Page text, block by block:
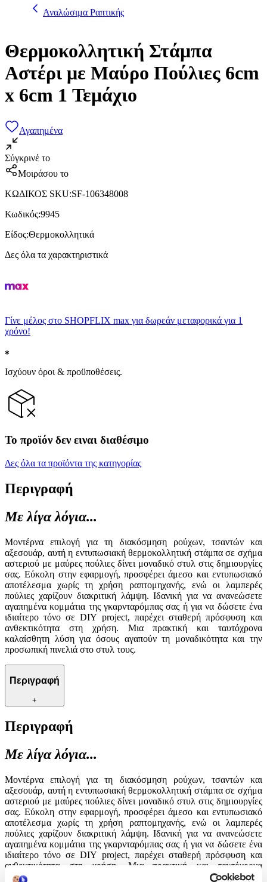
Αναλώσιμα Ραπτικής
Θερμοκολλητική Στάμπα
Αστέρι με Μαύρο Πούλιες 6cm
x 6cm 1 Τεμάχιο
Αγαπημένα
Σύγκρινέ το
Μοιράσου το
ΚΩΔΙΚΟΣ SKU:SF-106348008
Κωδικός:9945
Είδος:Θερμοκολλητικά
Δες όλα τα χαρακτηριστικά
Γίνε μέλος στο SHOPFLIX max για δωρεάν μεταφορικά για 1
χρόνο!
Ισχύουν όροι & προϋποθέσεις.
Το προϊόν δεν ειναι διαθέσιμο
Δες όλα τα προϊόντα της κατηγορίας
Περιγραφή
Με λίγα λόγια...
Μοντέρνα επιλογή για τη διακόσμηση ρούχων, τσαντών και
αξεσουάρ, αυτή η εντυπωσιακή θερμοκολλητική στάμπα σε σχήμα
αστεριού με μαύρες πούλιες δίνει μοναδικό στυλ στις δημιουργίες
σας. Εύκολη στην εφαρμογή, προσφέρει άμεσο και εντυπωσιακό
αποτέλεσμα χωρίς τη χρήση ραπτομηχανής, ενώ οι λαμπερές
πούλιες χαρίζουν διακριτική λάμψη. Ιδανική για να ανανεώσετε
αγαπημένα κομμάτια της γκαρνταρόμπας σας ή για να δώσετε ένα
ιδιαίτερο τόνο σε DIY project, παρέχει σταθερή πρόσφυση και
ανθεκτικότητα στη χρήση. Μια πρακτική και ταυτόχρονα
καλαίσθητη λύση για όσους αγαπούν τη μοναδικότητα και την
προσωπική πινελιά στο στυλ τους.
Περιγραφή
+
Περιγραφή
Με λίγα λόγια...
Μοντέρνα επιλογή για τη διακόσμηση ρούχων, τσαντών και
αξεσουάρ, αυτή η εντυπωσιακή θερμοκολλητική στάμπα σε σχήμα
αστεριού με μαύρες πούλιες δίνει μοναδικό στυλ στις δημιουργίες
σας. Εύκολη στην εφαρμογή, προσφέρει άμεσο και εντυπωσιακό
αποτέλεσμα χωρίς τη χρήση ραπτομηχανής, ενώ οι λαμπερές
πούλιες χαρίζουν διακριτική λάμψη. Ιδανική για να ανανεώσετε
αγαπημένα κομμάτια της γκαρνταρόμπας σας ή για να δώσετε ένα
ιδιαίτερο τόνο σε DIY project, παρέχει σταθερή πρόσφυση και
ανθεκτικότητα στη χρήση. Μια πρακτική και ταυτόχρονα
καλαίσθητη λύση για όσους αγαπούν τη μοναδικότητα και την